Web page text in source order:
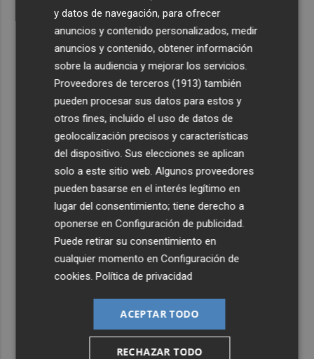
y datos de navegación, para ofrecer
anuncios y contenido personalizados, medir
anuncios y contenido, obtener información
sobre la audiencia y mejorar los servicios.
Proveedores de terceros (1913) también
pueden procesar sus datos para estos y
otros fines, incluido el uso de datos de
geolocalización precisos y características
del dispositivo. Sus elecciones se aplican
solo a este sitio web. Algunos proveedores
pueden basarse en el interés legítimo en
lugar del consentimiento; tiene derecho a
oponerse enConfiguración de publicidad
Puede retirar su consentimiento en
cualquier momento enConfiguración de
cookies .Política de privacidad
ACEPTAR TODO
RECHAZAR TODO